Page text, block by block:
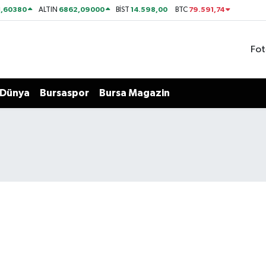
ALTIN 6862,09000 BİST14.598,00 BTC 79.591,74
Dünya Bursaspor Bursa Magazin